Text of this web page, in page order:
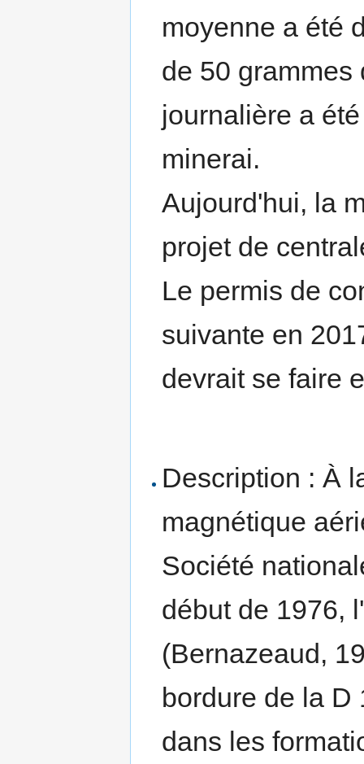
moyenne a été
de 50 grammes
journalière a
minerai.
Aujourd'hui, la
projet de
Le permis de
suivante en
devrait se faire
Description : À
magnétique
Société
début de 1976,
(Bernazeaud,
bordure de la
dans les